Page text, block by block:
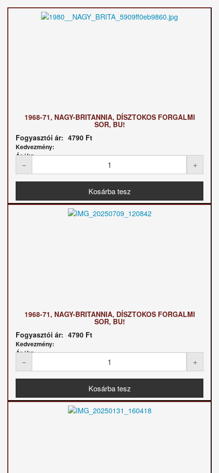
1968-71, NAGY-BRITANNIA, DÍSZTOKOS FORGALMI
SOR, BU!
Fogyasztói ár: 4790 Ft
Kedvezmény:
Ár / kg:
1968-71, NAGY-BRITANNIA, DÍSZTOKOS FORGALMI
SOR, BU!
Fogyasztói ár: 4790 Ft
Kedvezmény:
Ár / kg: